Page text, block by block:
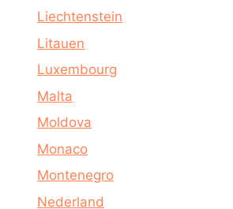
Liechtenstein
Litauen
Luxembourg
Malta
Moldova
Monaco
Montenegro
Nederland